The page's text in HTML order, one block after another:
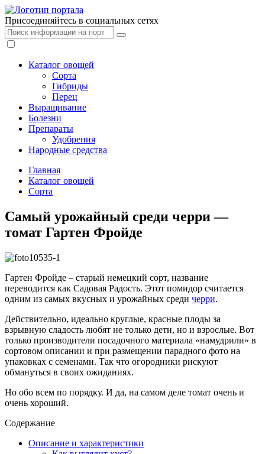
Присоединяйтесь в социальных сетях
Каталог овощей
Сорта
Гибриды
Перец
Выращивание
Болезни
Препараты
Удобрения
Народные средства
Главная
Каталог овощей
Сорта
Самый урожайный среди черри —
томат Гартен Фройде
Гартен Фройде – старый немецкий сорт, название
переводится как Садовая Радость. Этот помидор считается
одним из самых вкусных и урожайных среди черри.
Действительно, идеально круглые, красные плоды за
взрывную сладость любят не только дети, но и взрослые. Вот
только производители посадочного материала «намудрили» в
сортовом описании и при размещении парадного фото на
упаковках с семенами. Так что огородники рискуют
обмануться в своих ожиданиях.
Но обо всем по порядку. И да, на самом деле томат очень и
очень хороший.
Содержание
Описание и характеристики